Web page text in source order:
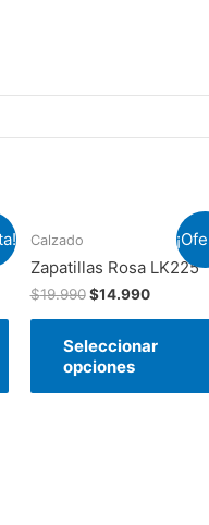
Calzado
Zapatillas Rosa LK225
$19.990 $14.990
Seleccionar
opciones